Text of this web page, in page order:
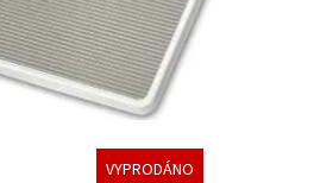
VYPRODÁNO